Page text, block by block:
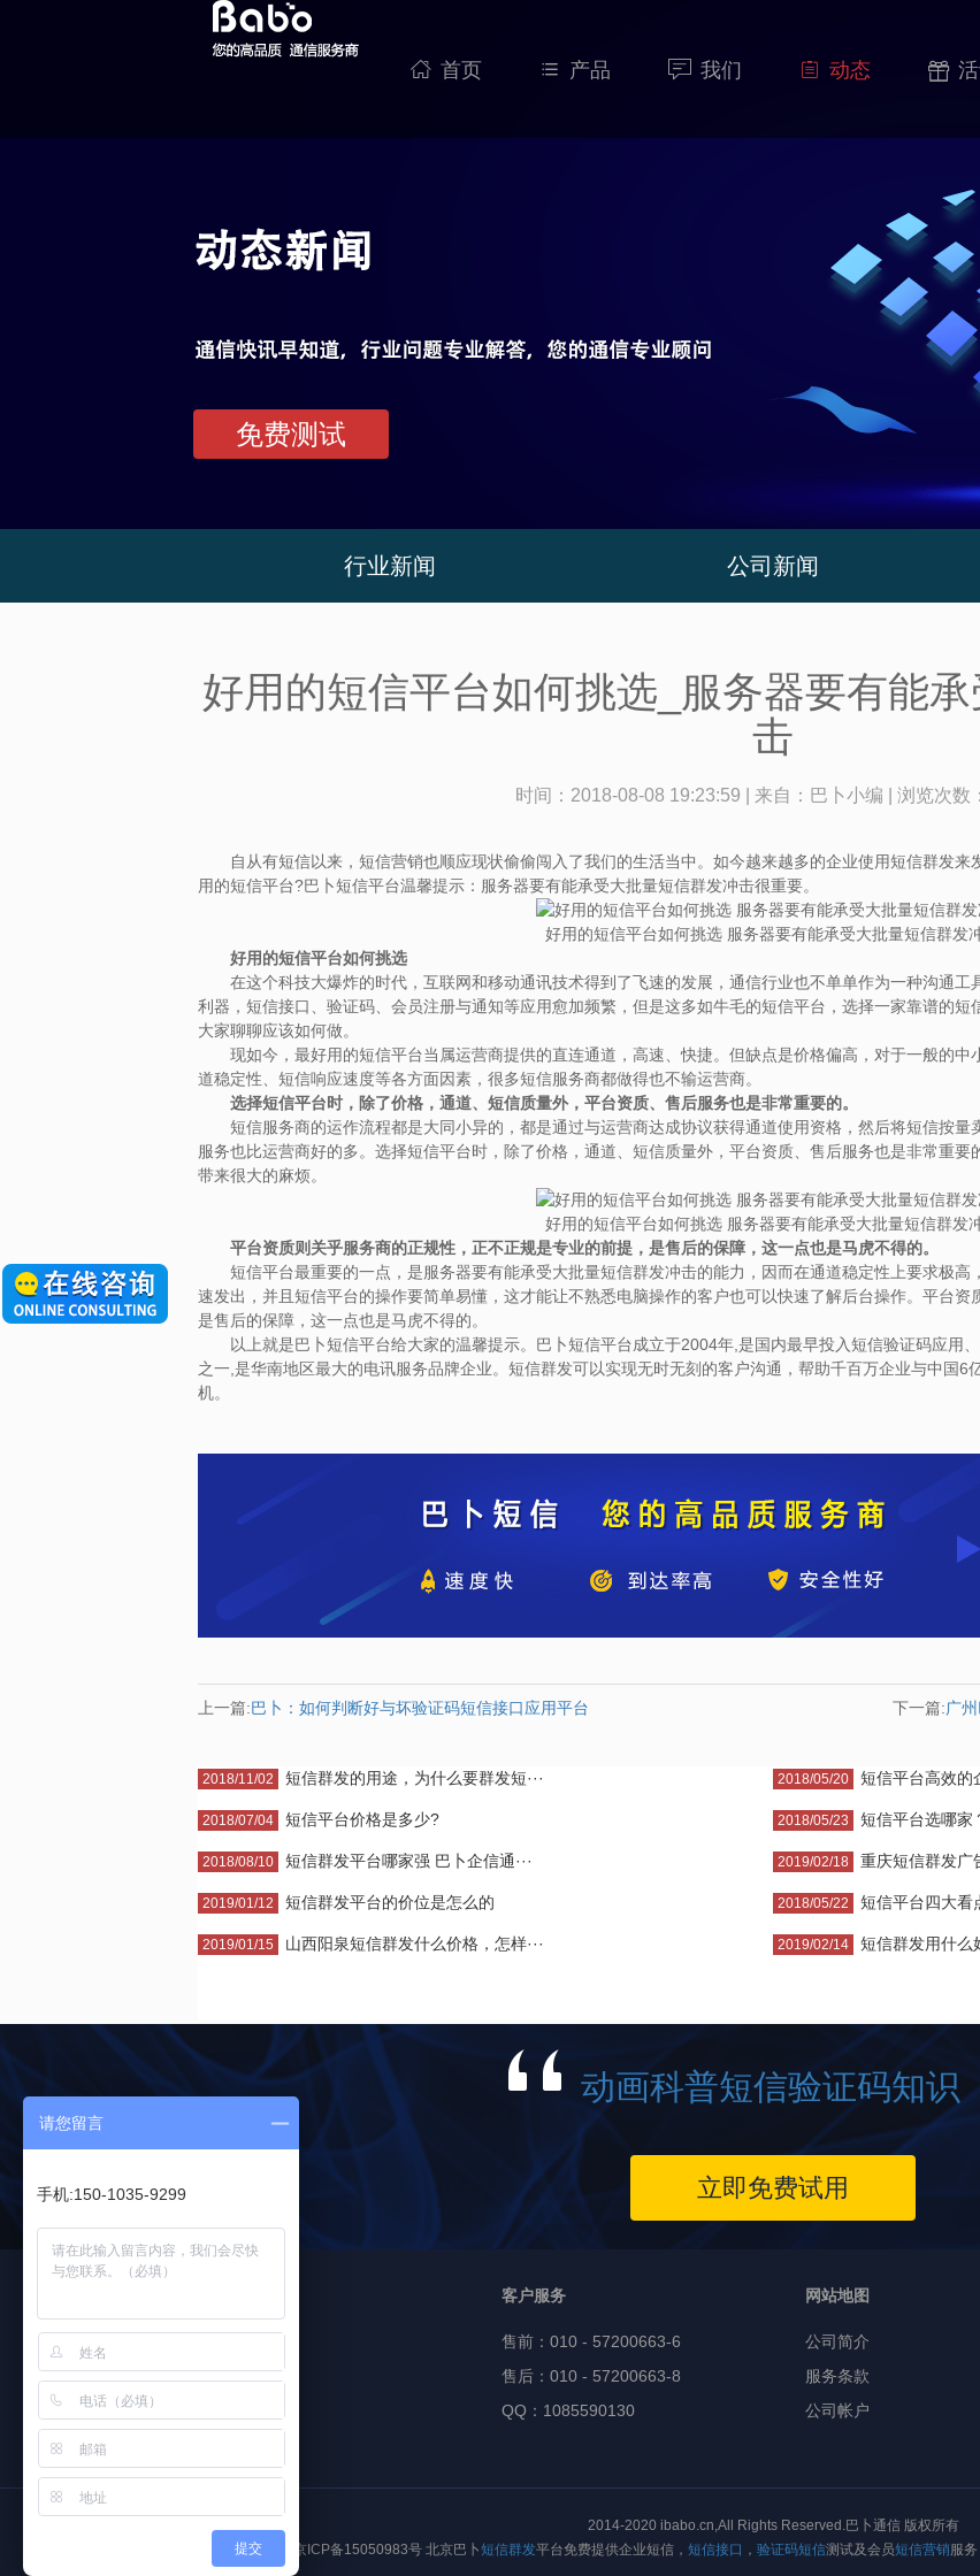
 首页  产品  我们  动态 
免费测试
行业新闻 公司新闻
好用的短信平台如何挑选_服务器要有能
击
时间： 2018-08-08 19:23:59 | 来自： 巴卜小编 | 浏览次数：
自从有短信以来，短信营销也顺应现状偷偷闯入了我们的生活当中。如今越来越多的企业使用短信群发来
用的短信平台?巴卜短信平台温馨提示：服务器要有能承受大批量短信群发冲击很重要。
好用的短信平台如何挑选 服务器要有能承受大批量短信群发
好用的短信平台如何挑选
在这个科技大爆炸的时代，互联网和移动通讯技术得到了飞速的发展，通信行业也不单单作为一种沟通工
利器，短信接口、验证码、会员注册与通知等应用愈加频繁，但是这多如牛毛的短信平台，选择一家靠谱的
大家聊聊应该如何做。
现如今，最好用的短信平台当属运营商提供的直连通道，高速、快捷。但缺点是价格偏高，对于一般的中
道稳定性、短信响应速度等各方面因素，很多短信服务商都做得也不输运营商。
选择短信平台时，除了价格，通道、短信质量外，平台资质、售后服务也是非常重要的。
短信服务商的运作流程都是大同小异的，都是通过与运营商达成协议获得通道使用资格，然后将短信按量
服务也比运营商好的多。选择短信平台时，除了价格，通道、短信质量外，平台资质、售后服务也是非常重
带来很大的麻烦。
好用的短信平台如何挑选 服务器要有能承受大批量短信群发
平台资质则关乎服务商的正规性，正不正规是专业的前提，是售后的保障，这一点也是马虎不得的。
短信平台最重要的一点，是服务器要有能承受大批量短信群发冲击的能力，因而在通道稳定性上要求极高
速发出，并且短信平台的操作要简单易懂，这才能让不熟悉电脑操作的客户也可以快速了解后台操作。平台资
是售后的保障，这一点也是马虎不得的。
以上就是巴卜短信平台给大家的温馨提示。巴卜短信平台成立于2004年,是国内最早投入短信验证码应用
之一,是华南地区最大的电讯服务品牌企业。短信群发可以实现无时无刻的客户沟通，帮助千百万企业与中国
机。
上一篇:巴卜：如何判断好与坏验证码短信接口应用平台 下一篇:广
2018/11/02 短信群发的用途，为什么要群发短···
2018/07/04 短信平台价格是多少?
2018/08/10 短信群发平台哪家强 巴卜企信通···
2019/01/12 短信群发平台的价位是怎么的
2019/01/15 山西阳泉短信群发什么价格，怎样···
2018/05/20 短信平台高效的
2018/05/23 短信平台选哪家
2019/02/18 重庆短信群发广
2018/05/22 短信平台四大看
2019/02/14 短信群发用什么
动画科普短信验证码知识
立即免费试用
友情链接
客户服务
售前： 010 - 57200663-6
售后：010 - 57200663-8
QQ：1085590130
网站地图
公司简介
服务条款
公司帐户
2014-2020 ibabo.cn,All Rights Reserved.巴卜通信 版权所有
京ICP备15050983号 北京巴卜短信群发平台免费提供企业短信， 短信接口 ， 验证码短信测试及会员短信营销服
请您留言
手机:150-1035-9299
提交